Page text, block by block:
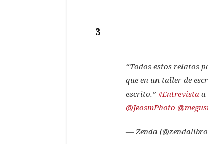
3
“Todos estos relatos
que en un taller de
escrito.” #Entrevista a
@JeosmPhoto
— Zenda